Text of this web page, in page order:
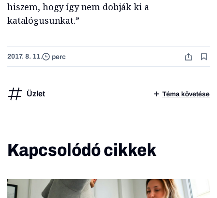
hiszem, hogy így nem dobják ki a
katalógusunkat.”
2017. 8. 11. perc
Üzlet Téma követése
Kapcsolódó cikkek